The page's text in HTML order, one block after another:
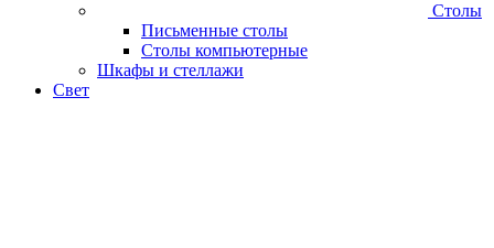
Столы
Письменные столы
Столы компьютерные
Шкафы и стеллажи
Свет